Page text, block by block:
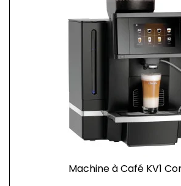
Machine à Café KV1